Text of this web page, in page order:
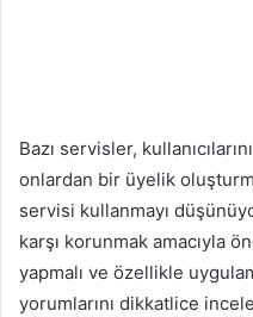
Bazı servisler,
onlardan bir üyelik
servisi kullanmayı
karşı korunmak amacıyla
yapmalı ve özellikle
yorumlarını dikkatlice